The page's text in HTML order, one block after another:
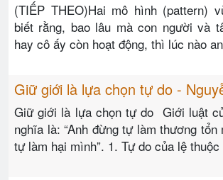
(TIẾP THEO)Hai mô hình (pattern)
biết rằng, bao lâu mà con người và
hay cô ấy còn hoạt động, thì lúc nào
Giữ giới là lựa chọn tự do -
Giữ giới là lựa chọn tự do Giới luật
nghĩa là: “Anh đừng tự làm thương tổn
tự làm hại mình”. 1. Tự do của lệ thuộc